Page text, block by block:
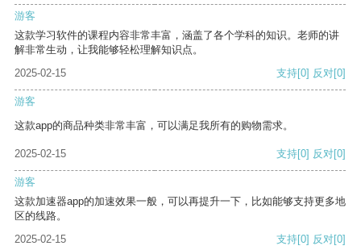
游客
这款学习软件的课程内容非常丰富，涵盖了各个学科的知识。老师的讲
解非常生动，让我能够轻松理解知识点。
2025-02-15
支持[0] 反对[0]
游客
这款app的商品种类非常丰富，可以满足我所有的购物需求。
2025-02-15 支持[0] 反对[0]
游客
这款加速器app的加速效果一般，可以再提升一下，比如能够支持更多地
区的线路。
2025-02-15
支持[0] 反对[0]